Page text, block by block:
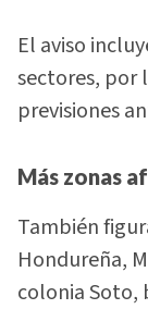
El aviso
sectores, por
previsiones
Más zonas
También
Hondureña,
colonia Soto,